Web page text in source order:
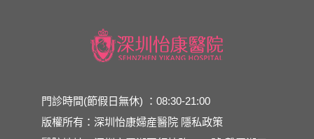
門診時間(節假日無休) ：08:30-21:00
版權所有：深圳怡康婦産醫院 隱私政策